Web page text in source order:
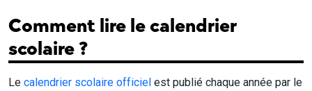
Comment lire le calendrier
scolaire ?
Le calendrier scolaire officiel est publié chaque année par le